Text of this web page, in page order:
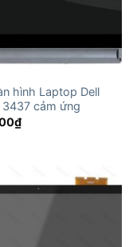
hình Laptop Dell
3437 cảm ứng
₫